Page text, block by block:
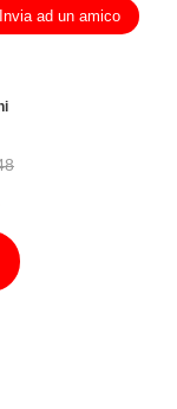
Invia ad un amico